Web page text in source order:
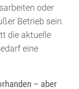
oder
Betrieb sein.
die aktuelle
eine
– aber